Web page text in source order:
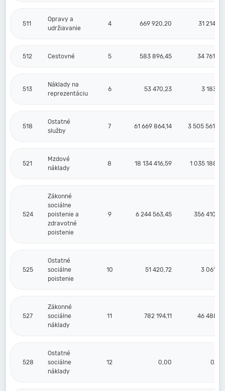
511
Opravy a
udržiavanie
4 669 920,20 31 214,22
512 Cestovné 5 583 896,45 34 761,68
513
Náklady na
reprezentáciu
6 53 470,23 3 183,97
518
Ostatné
služby
7 61 669 864,14 3 505 561,60
521
Mzdové
náklady
8 18 134 416,59 1 035 188,19
524
Zákonné
sociálne
poistenie a
zdravotné
poistenie
9 6 244 563,45 356 410,72
525
Ostatné
sociálne
poistenie
10 51 420,72 3 061,92
527
Zákonné
sociálne
náklady
11 782 194,11 46 488,17
528
Ostatné
sociálne
náklady
12 0,00 0,00